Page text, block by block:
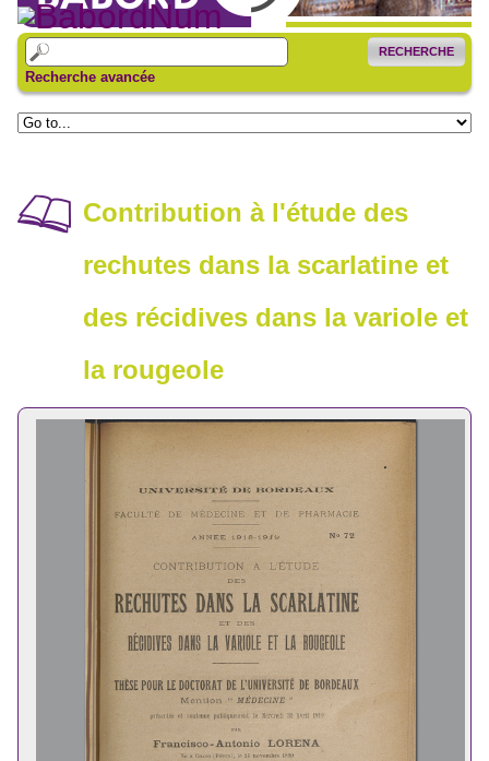
RECHERCHE
Recherche avancée
Contribution à l'étude des
rechutes dans la scarlatine et
des récidives dans la variole et
la rougeole